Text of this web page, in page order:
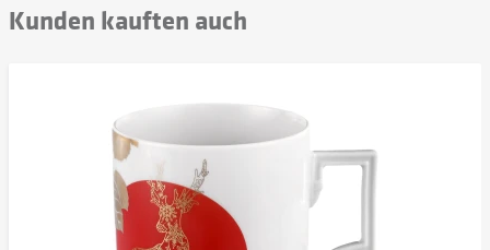
Kunden kauften auch